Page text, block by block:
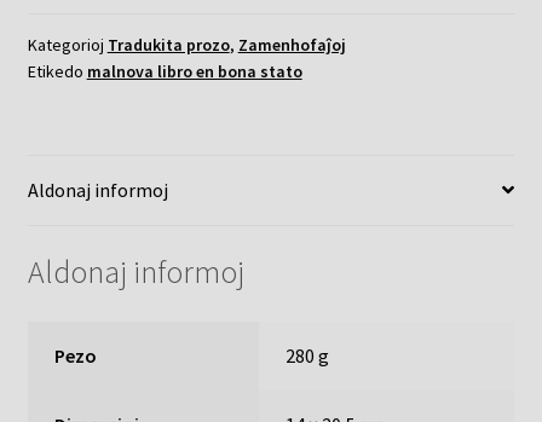
Kategorioj Tradukita prozo, Zamenhofaĵoj
Etikedo malnova libro en bona stato
Aldonaj informoj
Aldonaj informoj
Pezo 280 g